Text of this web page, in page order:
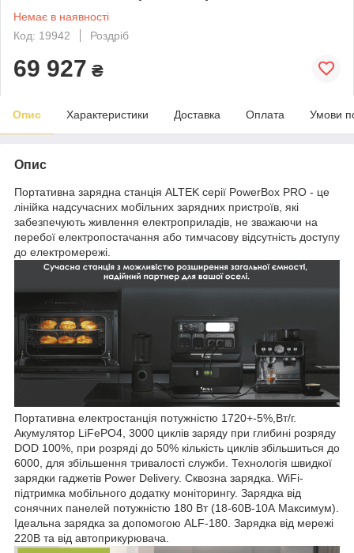
Немає в наявності
Код: 19942
Роздріб
69 927 ₴
Опис Характеристики Доставка Оплата Умови
Опис
Портативна зарядна станція ALTEK серії PowerBox PRO - це
лінійка надсучасних мобільних зарядних пристроїв, які
забезпечують живлення електроприладів, не зважаючи на
перебої електропостачання або тимчасову відсутність доступу
до електромережі.
Портативна електростанція потужністю 1720+-5%,Вт/г.
Акумулятор LiFePO4, 3000 циклів заряду при глибині розряду
DOD 100%, при розряді до 50% кількість циклів збільшиться до
6000, для збільшення тривалості служби. Технологія швидкої
зарядки гаджетів Power Delivery. Сквозна зарядка. WiFi-
підтримка мобільного додатку моніторингу. Зарядка від
сонячних панелей потужністю 180 Вт (18-60В-10А Максимум).
Ідеальна зарядка за допомогою ALF-180. Зарядка від мережі
220В та від автоприкурювача.